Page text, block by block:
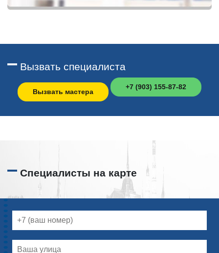
Вызвать специалиста
Вызвать мастера
+7 (903) 155-87-82
Специалисты на карте